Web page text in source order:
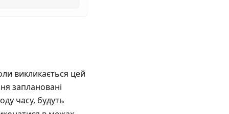
викликається цей
заплановані
часу, будуть